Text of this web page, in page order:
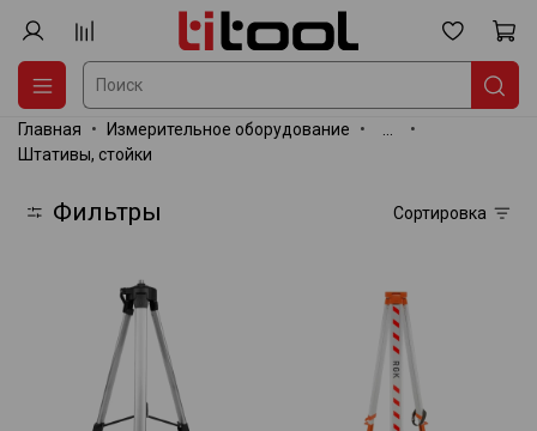
Главная Измерительное оборудование
Штативы, стойки
Фильтры Сортировка